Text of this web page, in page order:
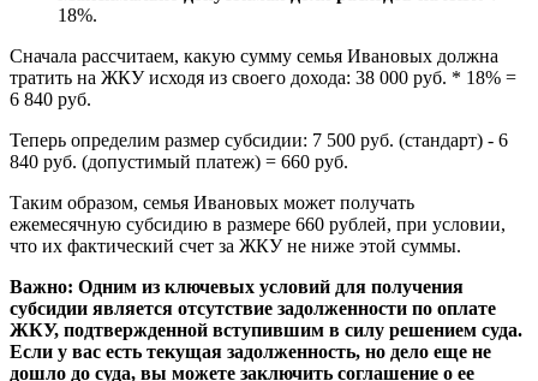
18%.
Сначала рассчитаем, какую сумму семья Ивановых должна
тратить на ЖКУ исходя из своего дохода: 38 000 руб. * 18% =
6 840 руб.
Теперь определим размер субсидии: 7 500 руб. (стандарт) - 6
840 руб. (допустимый платеж) = 660 руб.
Таким образом, семья Ивановых может получать
ежемесячную субсидию в размере 660 рублей, при условии,
что их фактический счет за ЖКУ не ниже этой суммы.
Важно: Одним из ключевых условий для получения
субсидии является отсутствие задолженности по оплате
ЖКУ, подтвержденной вступившим в силу решением суда.
Если у вас есть текущая задолженность, но дело еще не
дошло до суда, вы можете заключить соглашение о ее